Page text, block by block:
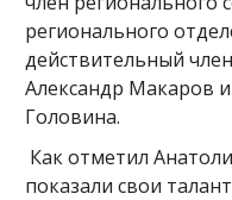
регионального
действительный
Александр Макаров
Головина.
Как отметил
показали свои